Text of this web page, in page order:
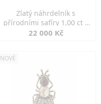
Zlatý náhrdelník s
přírodními safíry 1,00 ct a
diamanty
22 000 Kč
NOVÉ